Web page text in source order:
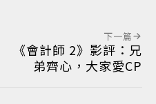
下一篇
《會計師 2》影評：兄
弟齊心，大家愛CP